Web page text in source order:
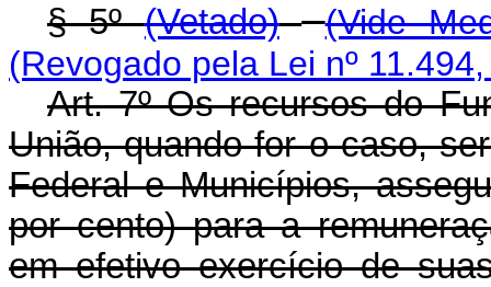
§ 5º(Vetado)
(Vide
(Revogado pela Lei nº
Art. 7º Os recursos do
União, quando for o caso,
Federal e Municípios,
por cento) para a
em efetivo exercício de